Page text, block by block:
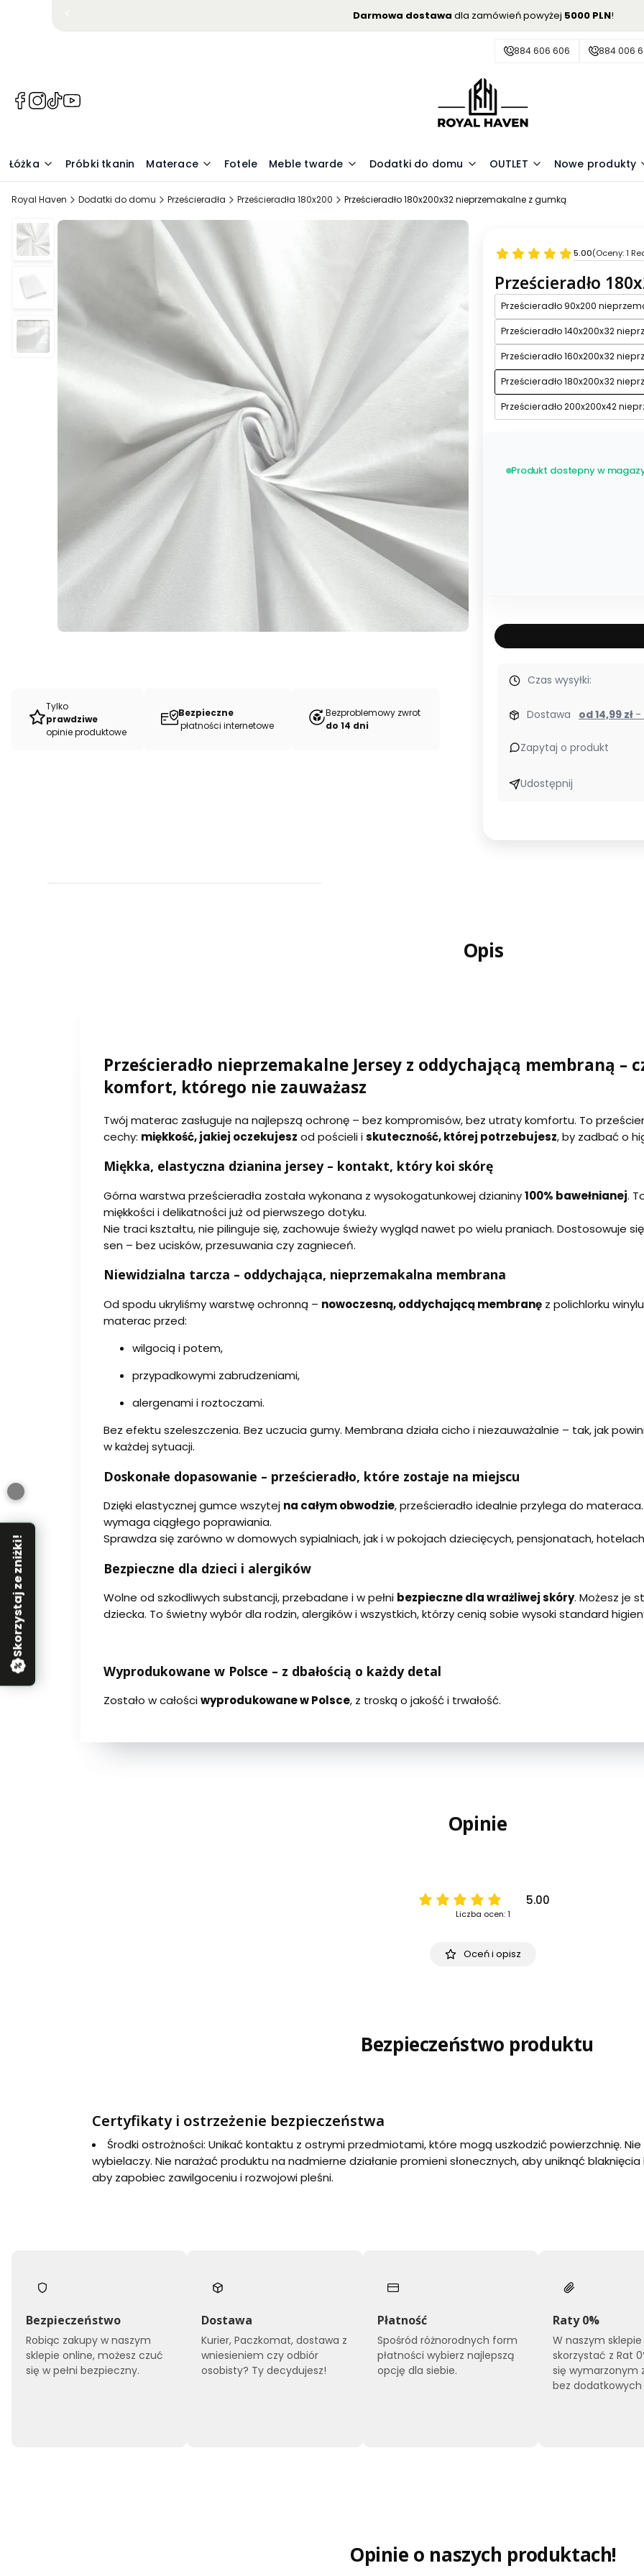
Darmowa dostawa dla zamówień powyżej 5000 PLN!
884 606 606 884 006
(Otwiera
karcie)
(Otwiera
karcie)
(Otwiera
karcie)
(Otwiera
karcie)
Łóżka Próbki tkanin Materace Fotele Meble twarde Dodatki do domu OUTLET Nowe produkty
Royal Haven Dodatki do domu Prześcieradła Prześcieradła 180x200 Prześcieradło 180x200x32 nieprzemakalne z gumką
Tylko
prawdziwe
opinie produktowe
Bezpieczne
płatności internetowe
Bezproblemowy zwrot
do 14 dni
5.00(Oceny: 1
Prześcieradło
Prześcieradło 90x200
Prześcieradło 140x200x32
Prześcieradło 160x200x32
Prześcieradło 180x200x32
Prześcieradło 200x200x42
Produkt dostepny w
Czas wysyłki:
Dostawa od 14,99 zł
Zapytaj o produkt
Udostępnij
Opis
Prześcieradło nieprzemakalne Jersey z oddychającą membraną –
komfort, którego nie zauważasz
Twój materac zasługuje na najlepszą ochronę – bez kompromisów, bez utraty komfortu. To
cechy: miękkość, jakiej oczekujesz od pościeli iskuteczność, której potrzebujesz, by zadbać o
Miękka, elastyczna dzianina jersey – kontakt, który koi skórę
Górna warstwa prześcieradła została wykonana z wysokogatunkowej dzianiny100% bawełnianej.
miękkości i delikatności już od pierwszego dotyku.
Nie traci kształtu, nie pilinguje się, zachowuje świeży wygląd nawet po wielu praniach. Dostosowuje
sen – bez ucisków, przesuwania czy zagnieceń.
Niewidzialna tarcza – oddychająca, nieprzemakalna membrana
Od spodu ukryliśmy warstwę ochronną – nowoczesną, oddychającą membranę z polichlorku
materac przed:
wilgocią i potem,
przypadkowymi zabrudzeniami,
alergenami i roztoczami.
Bez efektu szeleszczenia. Bez uczucia gumy. Membrana działa cicho i niezauważalnie – tak, jak
w każdej sytuacji.
Doskonałe dopasowanie – prześcieradło, które zostaje na miejscu
Dzięki elastycznej gumce wszytej na całym obwodzie, prześcieradło idealnie przylega do
wymaga ciągłego poprawiania.
Sprawdza się zarówno w domowych sypialniach, jak i w pokojach dziecięcych, pensjonatach,
Bezpieczne dla dzieci i alergików
Wolne od szkodliwych substancji, przebadane i w pełni bezpieczne dla wrażliwej skóry. Możesz je
dziecka. To świetny wybór dla rodzin, alergików i wszystkich, którzy cenią sobie wysoki standard
Wyprodukowane w Polsce – z dbałością o każdy detal
Zostało w całościwyprodukowane w Polsce, z troską o jakość i trwałość.
Opinie
5.00
Liczba ocen: 1
Oceń i opisz
Bezpieczeństwo produktu
Certyfikaty i ostrzeżenie bezpieczeństwa
Środki ostrożności: Unikać kontaktu z ostrymi przedmiotami, które mogą uszkodzić powierzchnię.
wybielaczy. Nie narażać produktu na nadmierne działanie promieni słonecznych, aby uniknąć
aby zapobiec zawilgoceniu i rozwojowi pleśni.
Bezpieczeństwo
Robiąc zakupy w naszym
sklepie online, możesz czuć
się w pełni bezpieczny.
Dostawa
Kurier, Paczkomat, dostawa z
wniesieniem czy odbiór
osobisty? Ty decydujesz!
Płatność
Spośród różnorodnych form
płatności wybierz najlepszą
opcję dla siebie.
Raty 0%
W naszym
skorzystać z Rat
się wymarzonym
bez dodatkowych
Opinie o naszych produktach!
Skorzystaj ze zniżki!